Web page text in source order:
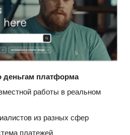
деньгам платформа
работы в реальном
из разных сфер
платежей